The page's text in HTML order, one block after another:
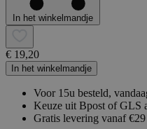
In het winkelmandje
€ 19,20
In het winkelmandje
Voor 15u besteld,
Keuze uit Bpost of GLS
Gratis levering vanaf